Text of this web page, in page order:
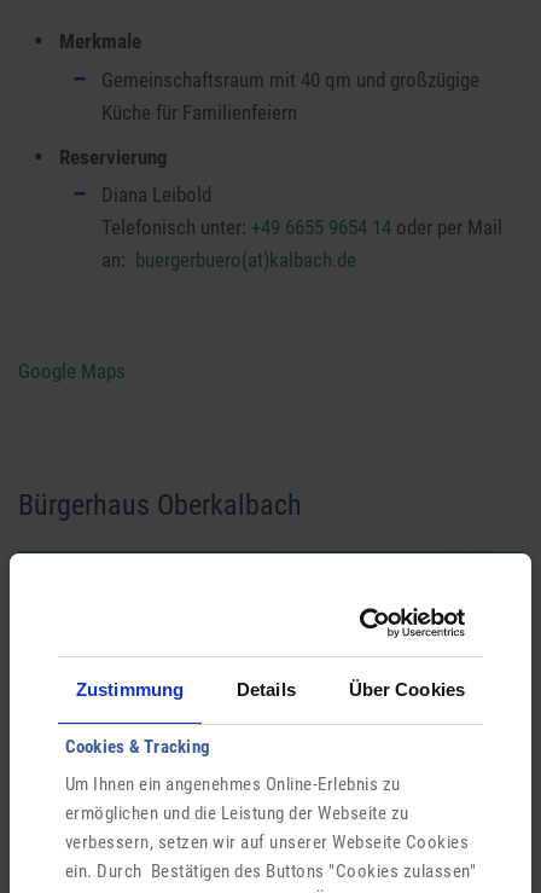
Zustimmung Details Über Cookies
Cookies & Tracking
Um Ihnen ein angenehmes Online-Erlebnis zu
ermöglichen und die Leistung der Webseite zu
verbessern, setzen wir auf unserer Webseite Cookies
ein. Durch Bestätigen des Buttons "Cookies zulassen"
Merkmale
Gemeinschaftsraum mit 40 qm und großzügige
Küche für Familienfeiern
Reservierung
Diana Leibold
Telefonisch unter: +49 6655 9654 14oder per Mail
an: buergerbuero(at)kalbach.de
Google Maps
Bürgerhaus Oberkalbach